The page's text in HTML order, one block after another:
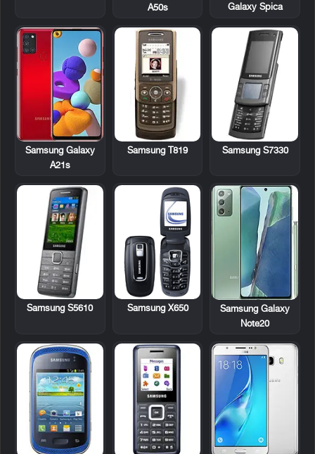
Galaxy Spica
A50s
Samsung S7330
Samsung T819
Samsung Galaxy
A21s
Samsung Galaxy
Note20
Samsung X650
Samsung S5610